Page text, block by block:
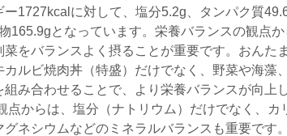
ー1727kcalに対して、塩分5.2g、タンパク質
165.9gとなっています。栄養バランスの観点か
をバランスよく摂ることが重要です。おんた
ルビ焼肉丼（特盛）だけでなく、野菜や海藻
み合わせることで、より栄養バランスが向上
点からは、塩分（ナトリウム）だけでなく、カ
グネシウムなどのミネラルバランスも重要です